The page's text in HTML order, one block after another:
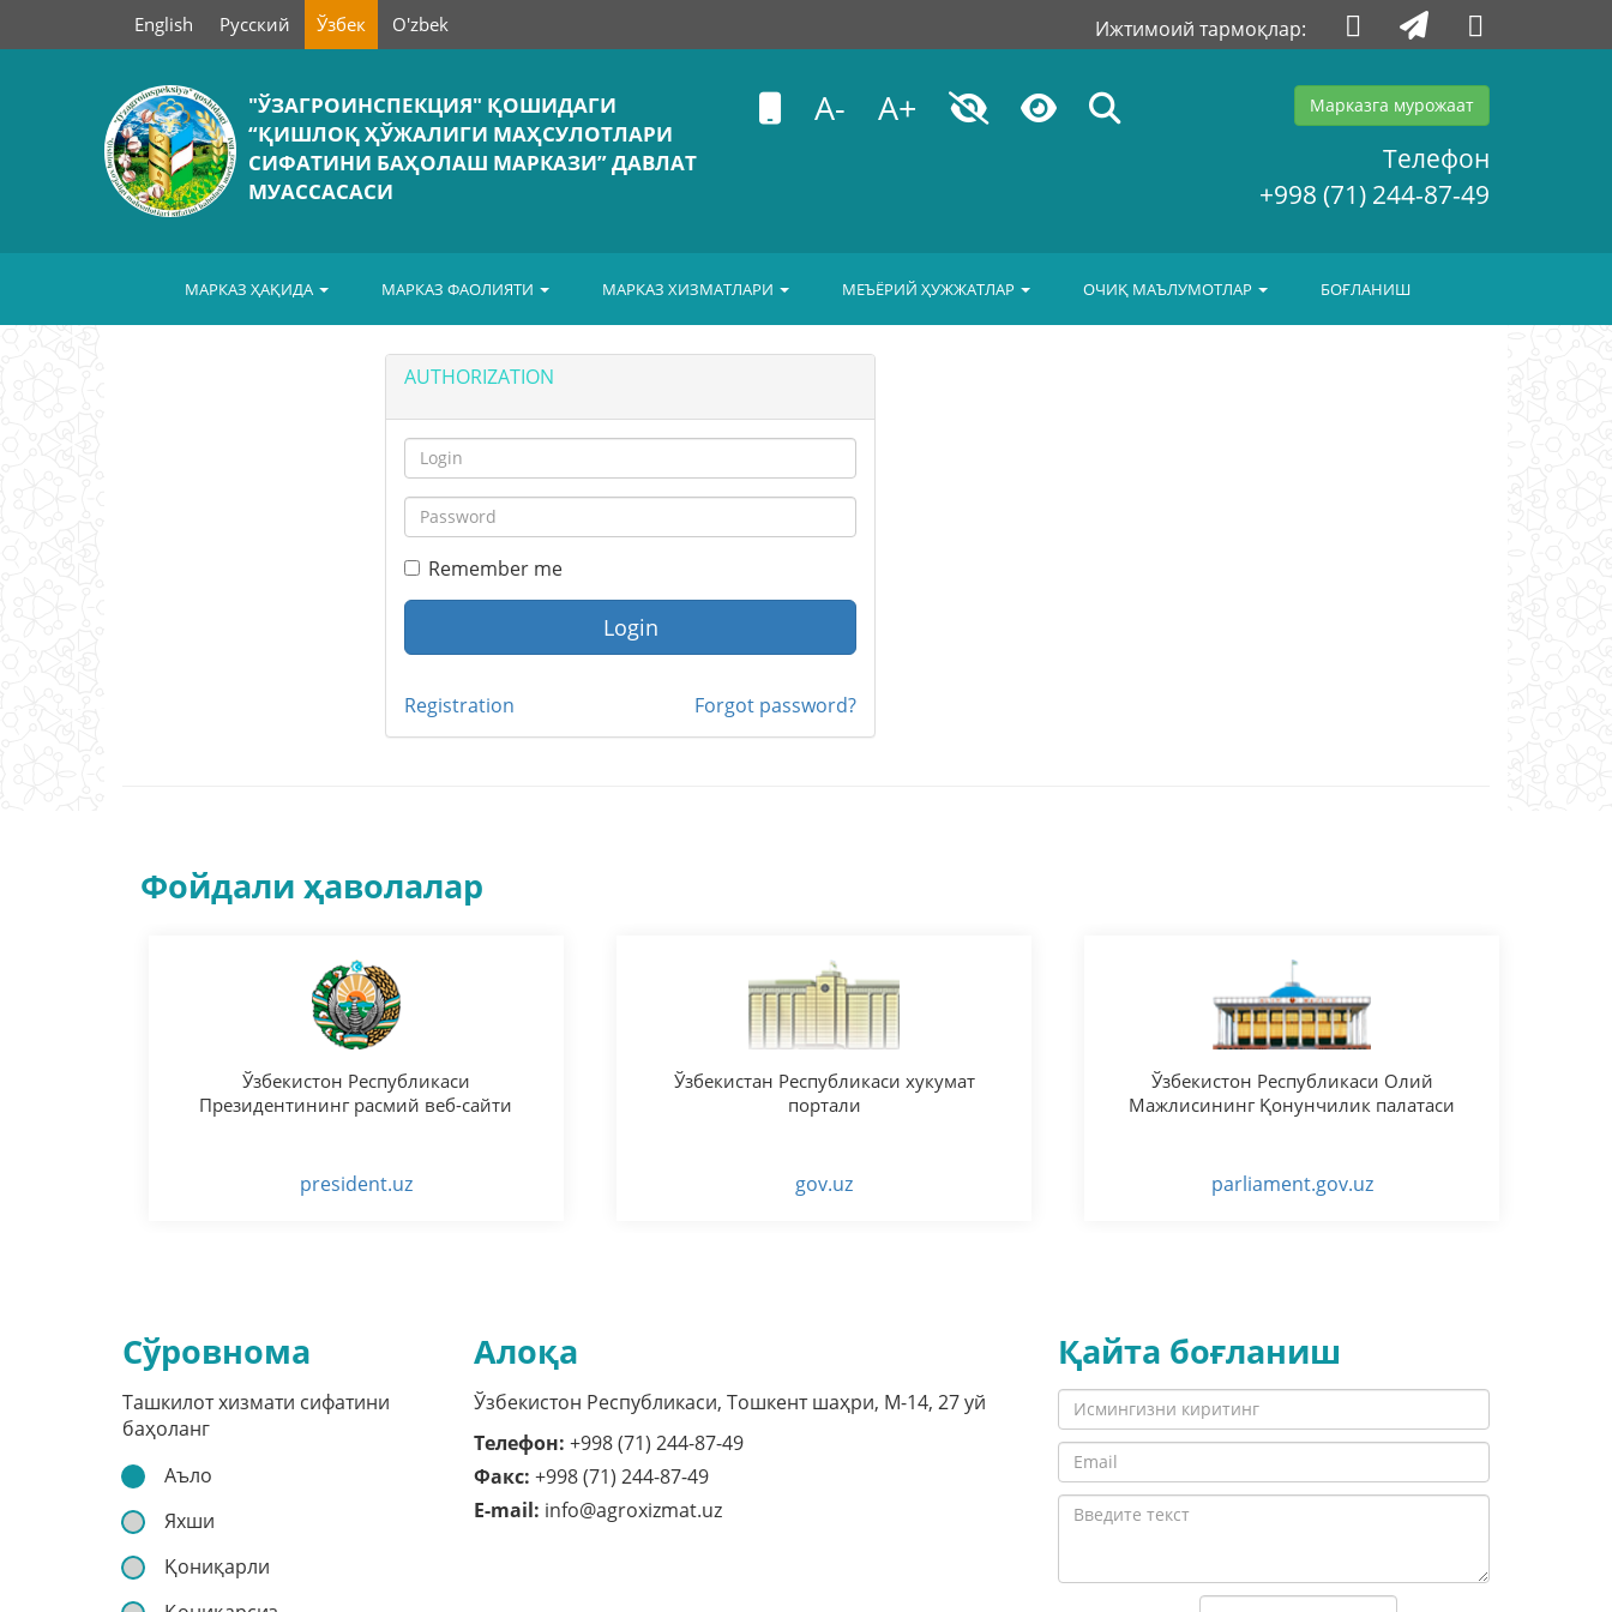
English Русский Ўзбек O'zbek Ижтимоий тармоқлар:
"ЎЗАГРОИНСПЕКЦИЯ" ҚОШИДАГИ
“ҚИШЛОҚ ҲЎЖАЛИГИ МАҲСУЛОТЛАРИ
СИФАТИНИ БАҲОЛАШ МАРКАЗИ” ДАВЛАТ
МУАССАСАСИ
A- A+ Марказга мурожаат
Телефон
+998 (71) 244-87-49
МАРКАЗ ҲАҚИДА МАРКАЗ ФАОЛИЯТИ МАРКАЗ ХИЗМАТЛАРИ МЕЪЁРИЙ ҲУЖЖАТЛАР ОЧИҚ МАЪЛУМОТЛАР БОҒЛАНИШ
AUTHORIZATION
Remember me
Login
Registration Forgot password?
Фойдали ҳаволалар
Ўзбекистон Республикаси
Президентининг расмий веб-сайти
president.uz
Ўзбекистан Республикаси хукумат
портали
gov.uz
Ўзбекистон Республикаси Олий
Мажлисининг Қонунчилик палатаси
parliament.gov.uz
Сўровнома
Ташкилот хизмати сифатини
баҳоланг
Аъло
Яхши
Қониқарли
Алоқа
Ўзбекистон Республикаси, Тошкент шаҳри, M-14, 27 уй
Телефон: +998 (71) 244-87-49
Факс: +998 (71) 244-87-49
E-mail: info@agroxizmat.uz
Қайта боғланиш